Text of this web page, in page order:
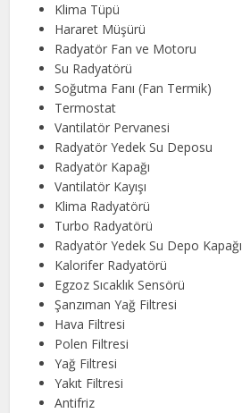
Klima Tüpü
Hararet Müşürü
Radyatör Fan ve Motoru
Su Radyatörü
Soğutma Fanı (Fan Termik)
Termostat
Vantilatör Pervanesi
Radyatör Yedek Su Deposu
Radyatör Kapağı
Vantilatör Kayışı
Klima Radyatörü
Turbo Radyatörü
Radyatör Yedek Su Depo Kapağı
Kalorifer Radyatörü
Egzoz Sıcaklık Sensörü
Şanzıman Yağ Filtresi
Hava Filtresi
Polen Filtresi
Yağ Filtresi
Yakıt Filtresi
Antifriz